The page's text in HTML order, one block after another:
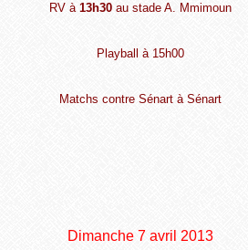
RV à 13h30 au stade A. Mmimoun
Playball à 15h00
Matchs contre Sénart à Sénart
Dimanche 7 avril 2013